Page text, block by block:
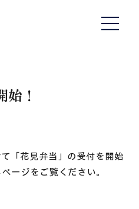
始！
「花見弁当」の受付を開始
ージをご覧ください。